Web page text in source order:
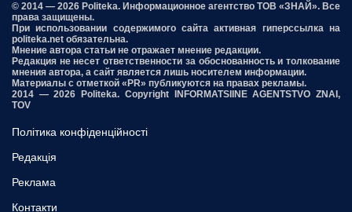
© 2014 — 2026 Politeka. Информационное агентство ТОВ «ЗНАЙ». Все
права защищены.
При использовании содержимого сайта активная гиперссылка на
politeka.net обязательна.
Мнение автора статьи не отражает мнение редакции.
Редакция не несет ответственности за обоснованность и толкование
мнения автора, а сайт является лишь носителем информации.
Материалы с отметкой «PR» публикуются на правах рекламы.
2014 — 2026 Politeka. Copyright INFORMATSIINE AGENTSTVO ZNAI,
TOV
Політика конфіденційності
Редакція
Реклама
Контакти